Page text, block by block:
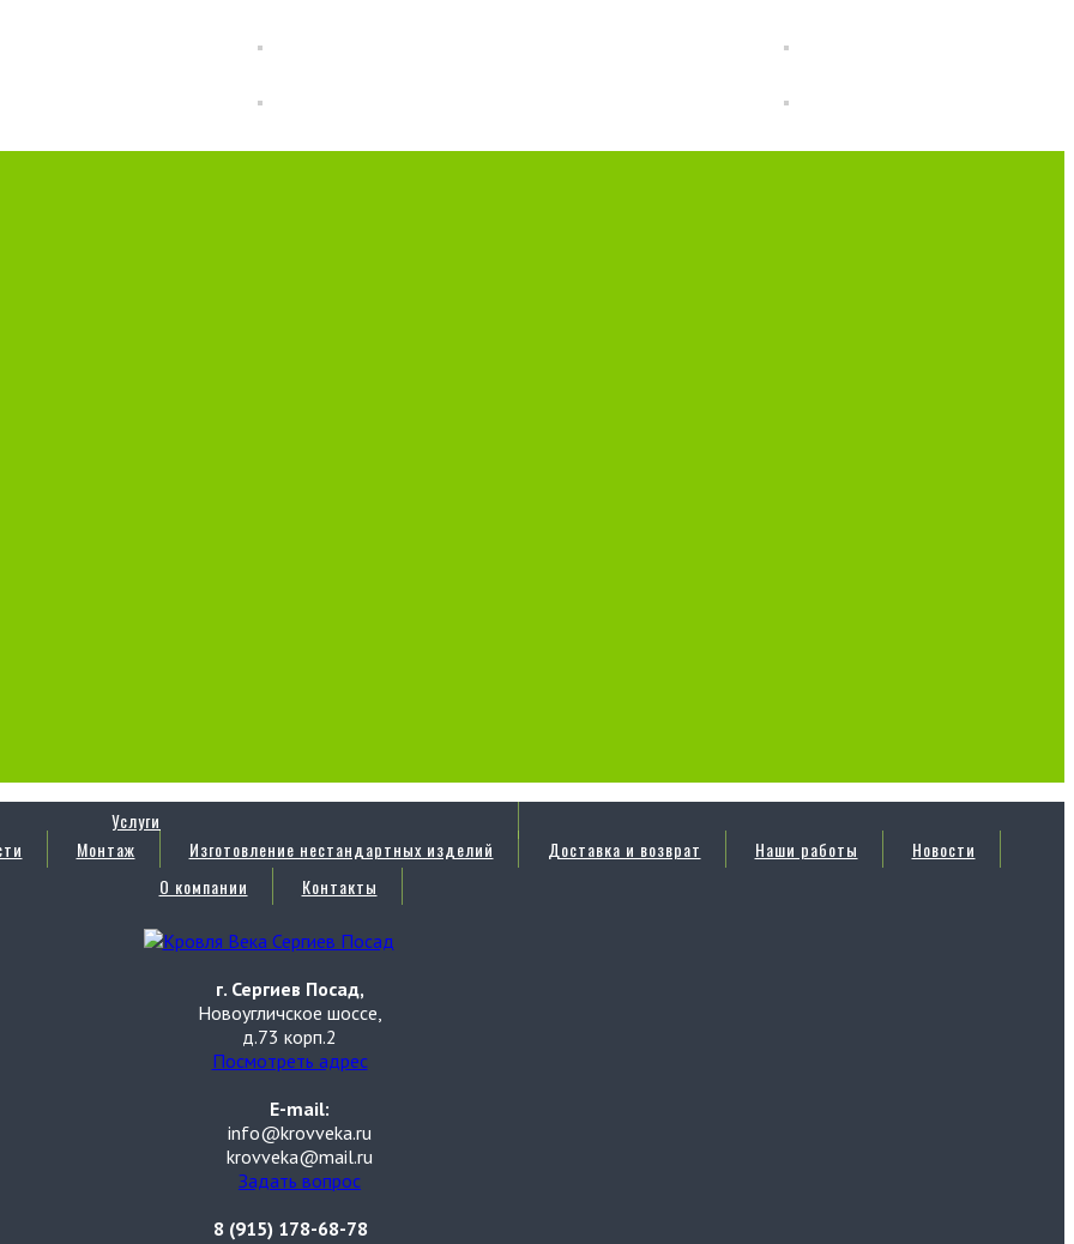
Услуги
Монтаж Изготовление нестандартных изделий Доставка и возврат Наши работы
Новости
О компании
Контакты
г. Сергиев Посад,
Новоугличское шоссе,
д.73 корп.2
Посмотреть адрес
E-mail:
info@krovveka.ru
krovveka@mail.ru
Задать вопрос
8 (915) 178-68-78